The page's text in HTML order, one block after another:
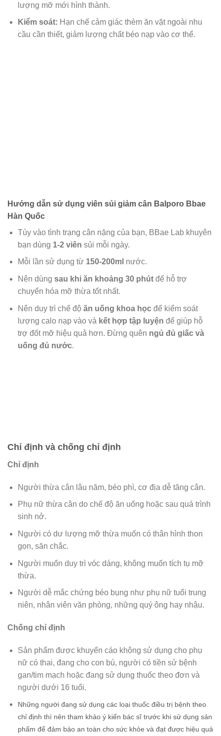
lượng mỡ mới hình thành.
Kiểm soát: Hạn chế cảm giác thèm ăn vặt ngoài nhu
cầu cần thiết, giảm lượng chất béo nạp vào cơ thể.
Hướng dẫn sử dụng viên sủi giảm cân Balporo Bbae
Hàn Quốc
Tùy vào tình trạng cân nặng của bạn, BBae Lab khuyên
bạn dùng 1-2 viên sủi mỗi ngày.
Mỗi lần sử dụng từ 150-200ml nước.
Nên dùng sau khi ăn khoảng 30 phútđể hỗ trợ
chuyển hóa mỡ thừa tốt nhất.
Nên duy trì chế độ ăn uống khoa họcđể kiểm soát
lượng calo nạp vào và kết hợp tập luyện để giúp hỗ
trợ đốt mỡ hiệu quả hơn. Đừng quên ngủ đủ giấc và
uống đủ nước.
Chỉ định và chống chỉ định
Chỉ định
Người thừa cân lâu năm, béo phì, cơ địa dễ tăng cân.
Phụ nữ thừa cân do chế độ ăn uống hoặc sau quá trình
sinh nở.
Người có dư lượng mỡ thừa muốn có thân hình thon
gọn, săn chắc.
Người muốn duy trì vóc dáng, không muốn tích tụ mỡ
thừa.
Người dễ mắc chứng béo bụng như phụ nữ tuổi trung
niên, nhân viên văn phòng, những quý ông hay nhậu.
Chống chỉ định
Sản phẩm được khuyến cáo không sử dụng cho phụ
nữ có thai, đang cho con bú, người có tiền sử bệnh
gan/tim mạch hoặc đang sử dụng thuốc theo đơn và
người dưới 16 tuổi.
Những người đang sử dụng các loại thuốc điều trị bệnh theo
chỉ định thì nên tham khảo ý kiến bác sĩ trước khi sử dụng sản
phẩm để đảm bảo an toàn cho sức khỏe và đạt được hiệu quả